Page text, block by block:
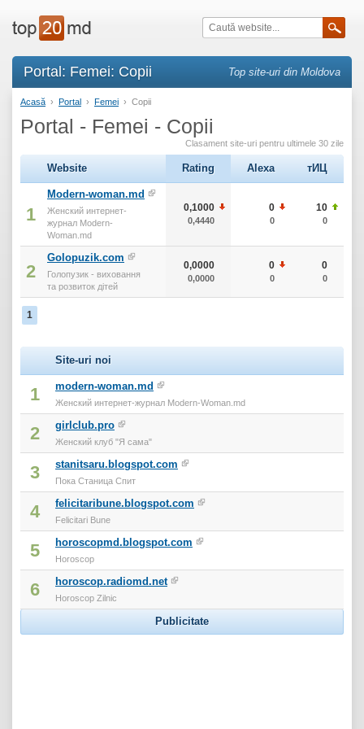
Portal: Femei: Copii Top site-uri din Moldova
Acasă › Portal › Femei › Copii
Portal - Femei - Copii
Clasament site-uri pentru ultimele 30 zile
Website Rating Alexa тИЦ
1
Modern-woman.md
Женский интернет-
журнал Modern-
Woman.md
0,1000
0,4440
0
0
10
0
2
Golopuzik.com
Голопузик - виховання
та розвиток дітей
0,0000
0,0000
0
0
0
0
1
Site-uri noi
1 modern-woman.md
Женский интернет-журнал Modern-Woman.md
2 girlclub.pro
Женский клуб "Я сама"
3 stanitsaru.blogspot.com
Пока Станица Спит
4 felicitaribune.blogspot.com
Felicitari Bune
5 horoscopmd.blogspot.com
Horoscop
6 horoscop.radiomd.net
Horoscop Zilnic
Publicitate